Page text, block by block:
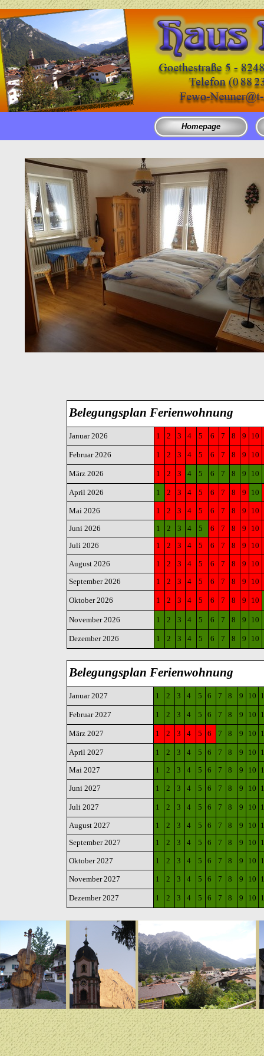
Homepage
Belegungsplan Ferienwohnung
Januar 2026 1 2 3 4 5 6 7 8 9 10
Februar 2026 1 2 3 4 5 6 7 8 9 10
März 2026 1 2 3 4 5 6 7 8 9 10
April 2026 1 2 3 4 5 6 7 8 9 10
Mai 2026 1 2 3 4 5 6 7 8 9
10
Juni 2026
1 2 3 4 5 6 7 8 9
10
Juli 2026
1 2 3 4 5 6 7 8 9 10
August 2026 1 2 3 4 5 6 7 8 9
10
September 2026
1 2 3 4 5 6 7 8 9 10
Oktober 2026 1 2 3 4 5 6 7 8 9 10
November 2026 1 2 3 4 5 6 7 8 9 10
Dezember 2026 1 2 3 4 5 6 7 8 9 10
Belegungsplan Ferienwohnung
Januar 2027 1 2 3 4 5 6 7 8 9 10
Februar 2027 1 2 3 4 5 6 7 8 9 10
März 2027 1 2 3 4 5 6 7 8 9 10
April 2027 1 2 3 4 5 6 7 8 9 10
Mai 2027
1 2 3 4 5 6 7 8 9 10
Juni 2027 1 2 3 4 5 6 7 8 9 10
Juli 2027 1 2 3 4 5 6 7 8 9 10
August 2027 1 2 3 4 5 6 7 8 9 10
September 2027
1 2 3 4 5 6 7 8 9 10
Oktober 2027 1 2 3 4 5 6 7 8 9 10
November 2027 1 2 3 4 5 6 7 8 9 10
Dezember 2027 1 2 3 4 5 6 7 8 9 10